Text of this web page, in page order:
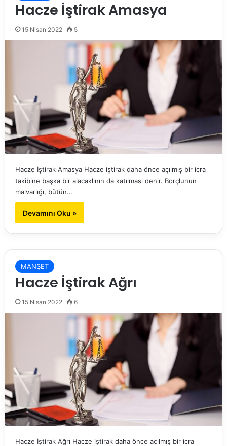
Hacze İştirak Amasya
15 Nisan 2022 5
Hacze İştirak Amasya Hacze iştirak daha önce açılmış bir icra
takibine başka bir alacaklının da katılması denir. Borçlunun
malvarlığı, bütün…
Devamını Oku »
MANŞET
Hacze İştirak Ağrı
15 Nisan 2022 6
Hacze İştirak Ağrı Hacze iştirak daha önce açılmış bir icra